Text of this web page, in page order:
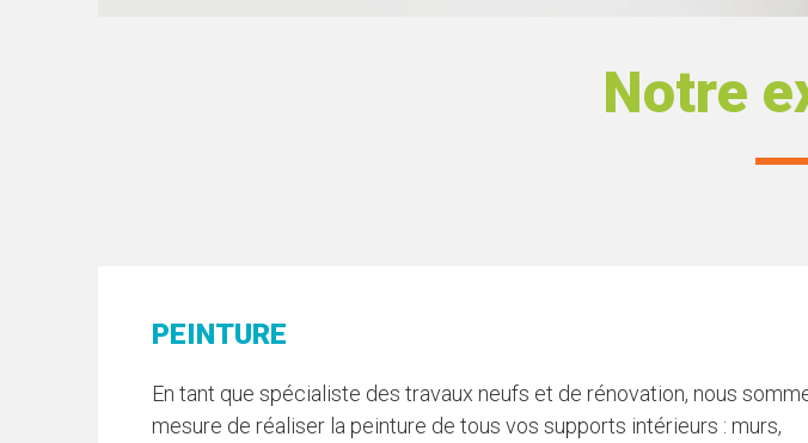
Notre
PEINTURE
En tant que spécialiste des travaux neufs et de rénovation, nous
mesure de réaliser la peinture de tous vos supports intérieurs : murs,